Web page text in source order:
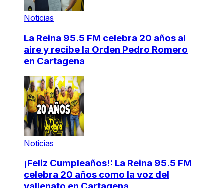
Noticias
La Reina 95.5 FM celebra 20 años al
aire y recibe la Orden Pedro Romero
en Cartagena
Noticias
¡Feliz Cumpleaños!: La Reina 95.5 FM
celebra 20 años como la voz del